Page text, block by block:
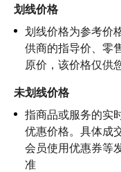
给旅行社造成损失的，
4.因本产品内可能包含
服工作人员沟通了解本
体重等准入要求，否则
5.请您在参与项目期间
通，工作人员将会及时
划线价格
划线价格为参考价
供商的指导价、零
原价，该价格仅供
未划线价格
指商品或服务的实
优惠价格。具体成
会员使用优惠券等
准